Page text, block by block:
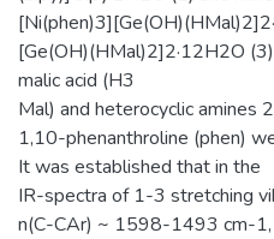
[Ge(OH)(HMal)2]2·12H2O
malic acid (H3
Mal) and heterocyclic amines
1,10-phenanthroline (phen)
It was established that in the
IR-spectra of 1-3 stretching
n(C-CАr) ~ 1598-1493 cm-